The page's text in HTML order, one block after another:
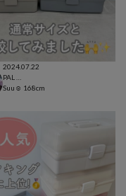
2024.07.22
Suu☺︎ 168cm